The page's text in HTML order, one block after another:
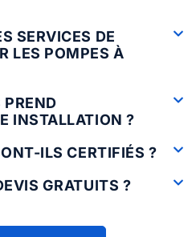
SERVICES DE
LES POMPES À
INSTALLATION ?
ILS CERTIFIÉS ?
GRATUITS ?